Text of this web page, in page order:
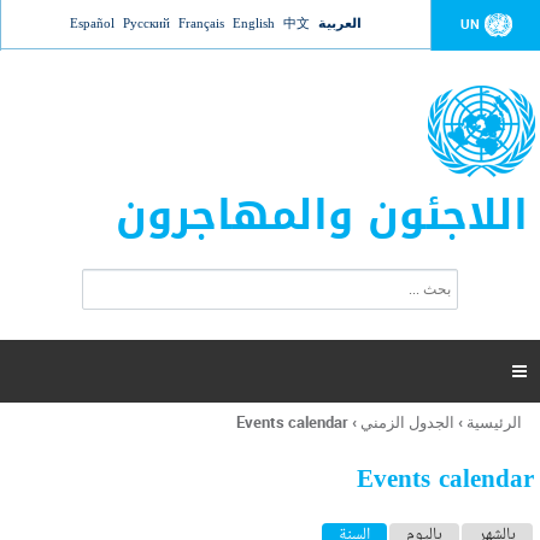
Jump to navigation UN العربية 中文
English
Français
Русский
Español
اللاجئون والمهاجرون
ت
ر
ل
ح
ب

أنت
هنا
الرئيسية › الجدول الزمني ›
Events calendar
Events calendar